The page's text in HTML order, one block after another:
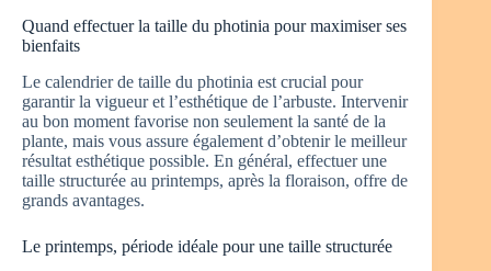
Quand effectuer la taille du photinia pour maximiser ses
bienfaits
Le calendrier de taille du photinia est crucial pour
garantir la vigueur et l’esthétique de l’arbuste. Intervenir
au bon moment favorise non seulement la santé de la
plante, mais vous assure également d’obtenir le meilleur
résultat esthétique possible. En général, effectuer une
taille structurée au printemps, après la floraison, offre de
grands avantages.
Le printemps, période idéale pour une taille structurée